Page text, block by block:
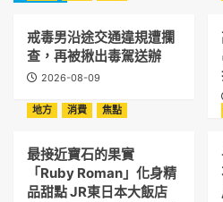
戒毒男沿途交通違規遭攔
查，再被揪出毒駕送辦
2026-08-09
地方
消費 焦點
最接近寶石的果實
「Ruby Roman」化身精
品甜點 JR東日本大飯店